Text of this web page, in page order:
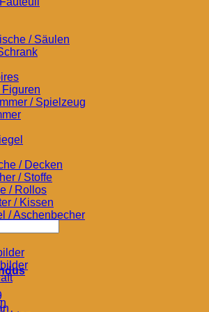
/ Säulen
Figuren
/ Spielzeug
/ Decken
/ Stoffe
/ Rollos
/ Kissen
/ Aschenbecher